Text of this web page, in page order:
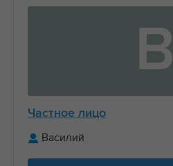
В
Частное лицо
Василий